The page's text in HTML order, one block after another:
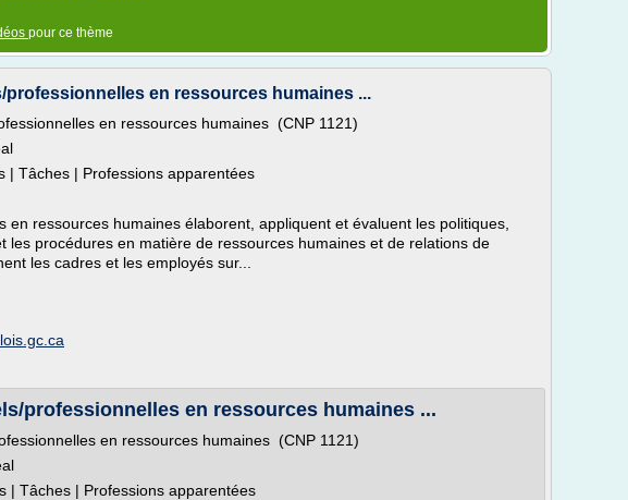
pour ce thème
professionnelles en ressources humaines ...
en ressources humaines (CNP 1121)
| Tâches | Professions apparentées
en ressources humaines élaborent, appliquent et évaluent les politiques,
les procédures en matière de ressources humaines et de relations de
les cadres et les employés sur...
professionnelles en ressources humaines ...
en ressources humaines (CNP 1121)
| Tâches | Professions apparentées